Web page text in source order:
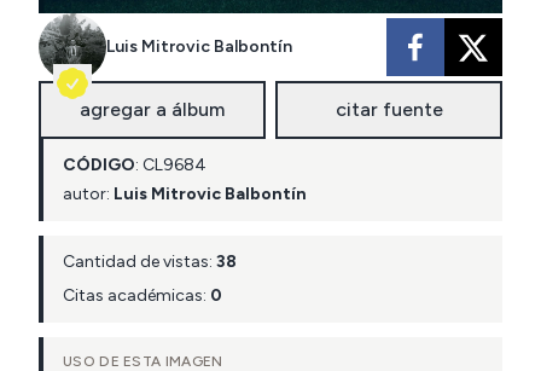
Luis Mitrovic Balbontín
agregar a álbum citar fuente
CÓDIGO: CL9684
autor: Luis Mitrovic Balbontín
Cantidad de vistas: 38
Citas académicas: 0
USO DE ESTA IMAGEN